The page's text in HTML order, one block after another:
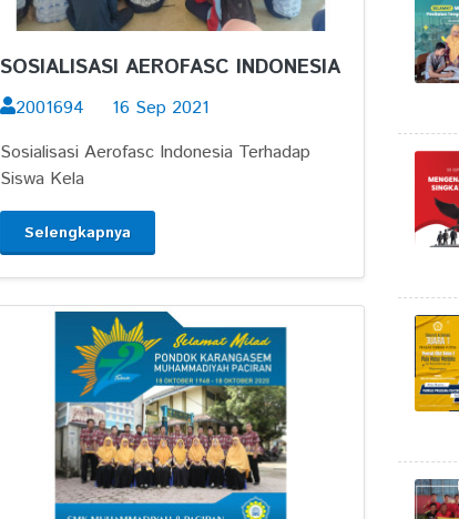
SOSIALISASI AEROFASC INDONESIA
2001694
16 Sep 2021
Sosialisasi Aerofasc Indonesia Terhadap
Siswa Kela
Selengkapnya